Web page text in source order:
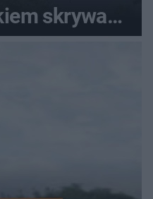
skrywa
nawet król